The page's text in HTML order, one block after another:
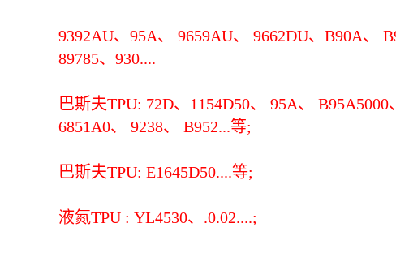
9392AU、95A、 9659AU、 9662DU、B90A、
89785、930....
巴斯夫TPU: 72D、1154D50、 95A、 B95A5000
6851A0、 9238、 B952...等;
巴斯夫TPU: E1645D50....等;
液氮TPU : YL4530、.0.02....;